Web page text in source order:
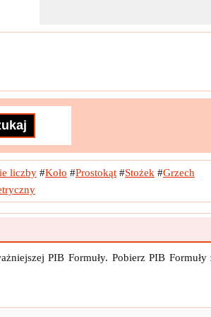
liczby #Koło #Prostokąt #Stożek #Grzech
PIB Formuły. Pobierz PIB Formuły